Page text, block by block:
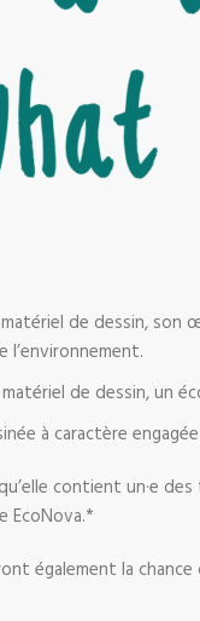
de dessin,
l’environnement.
de dessin, un
à caractère
contient un·e
EcoNova.*
également la